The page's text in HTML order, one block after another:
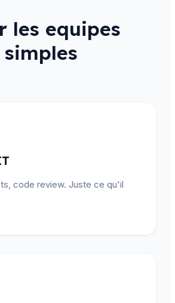
les equipes
simples
code review. Juste ce qu'il